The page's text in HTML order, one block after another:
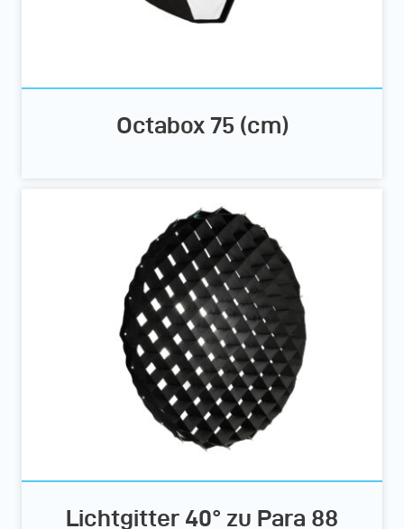
Octabox 75 (cm)
Lichtgitter 40° zu Para 88